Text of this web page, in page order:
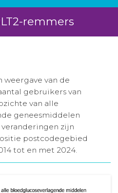
remmers
weergave van de
gebruikers van
van alle
geneesmiddelen
veranderingen zijn
postcodegebied
tot en met 2024.